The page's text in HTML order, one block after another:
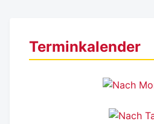
Terminkalender